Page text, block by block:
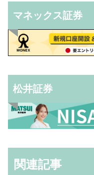
マネックス証券
松井証券
関連記事